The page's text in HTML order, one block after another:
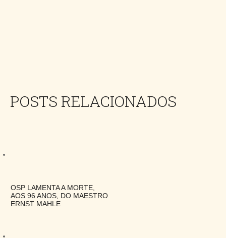
POSTS RELACIONADOS
OSP LAMENTA A MORTE,
AOS 96 ANOS, DO MAESTRO
ERNST MAHLE